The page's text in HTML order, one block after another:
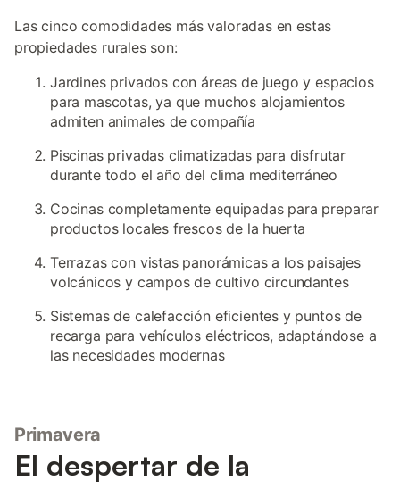
Las cinco comodidades más valoradas en estas
propiedades rurales son:
Jardines privados con áreas de juego y espacios
para mascotas, ya que muchos alojamientos
admiten animales de compañía
Piscinas privadas climatizadas para disfrutar
durante todo el año del clima mediterráneo
Cocinas completamente equipadas para preparar
productos locales frescos de la huerta
Terrazas con vistas panorámicas a los paisajes
volcánicos y campos de cultivo circundantes
Sistemas de calefacción eficientes y puntos de
recarga para vehículos eléctricos, adaptándose a
las necesidades modernas
Primavera
El despertar de la